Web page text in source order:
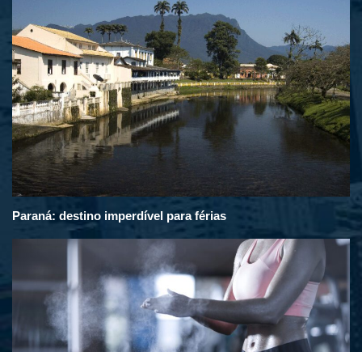
Paraná: destino imperdível para férias